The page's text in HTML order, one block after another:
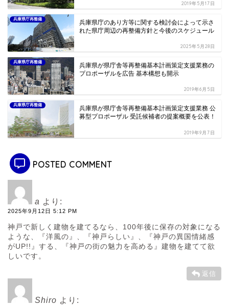
2019年5月17日
兵庫県庁再整備
兵庫県庁のあり方等に関する検討会によって示さ
れた県庁周辺の再整備方針と今後のスケジュール
2025年5月28日
兵庫県庁再整備
兵庫県が県庁舎等再整備基本計画策定支援業務の
プロポーザルを広告 基本構想も開示
2019年6月5日
兵庫県庁再整備
兵庫県が県庁舎等再整備基本計画策定支援業務 公
募型プロポーザル 受託候補者の提案概要を公表！
2019年9月7日
POSTED COMMENT
a より:
2025年9月12日 5:12 PM
神戸で新しく建物を建てるなら、100年後に保存の対象になる
ような、『洋風の』、『神戸らしい』、『神戸の異国情緒感
がUP!!』する、『神戸の街の魅力を高める』建物を建てて欲
しいです。
返信
Shiro より: